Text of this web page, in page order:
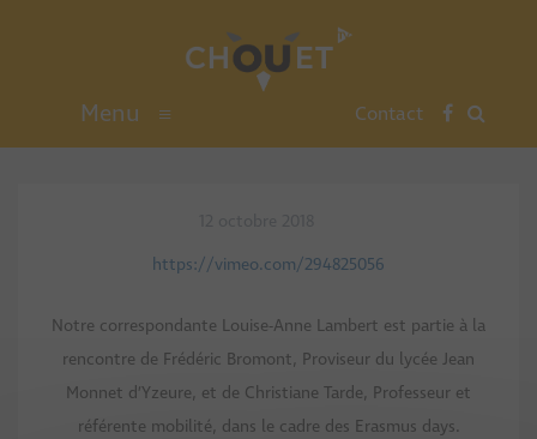
Menu ≡ Contact
https://vimeo.com/294825056
Notre correspondante Louise-Anne Lambert est partie à la
rencontre de Frédéric Bromont, Proviseur du lycée Jean
Monnet d’Yzeure, et de Christiane Tarde, Professeur et
référente mobilité, dans le cadre des Erasmus days.